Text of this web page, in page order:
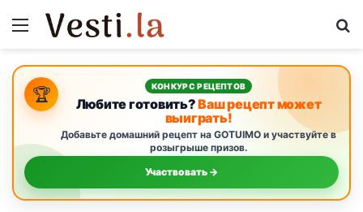
Menu
🏆 КОНКУРС РЕЦЕПТОВ
Любите готовить?Ваш рецепт может
выиграть!
Добавьте домашний рецепт на GOTUIMO и участвуйте в
розыгрыше призов.
Участвовать →